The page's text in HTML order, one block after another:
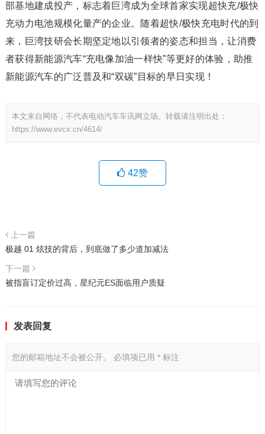
部基地建成投产，标志着巨湾成为全球首家实现超快充/极快
充动力电池规模化量产的企业。随着超快/极快充电时代的到
来，巨湾技研会长期坚定地以引领者的姿态和担当，让消费
者获得新能源汽车“充电像加油一样快”等更好的体验，助推
新能源汽车的广泛普及和“双碳”目标的早日实现！
本文来自网络，不代表电动汽车车讯网立场。转载请注明出处：
https://www.evcx.cn/4614/
42赞
上一篇
极越 01 炫技的背后，到底做了多少道加减法
下一篇
被指盲订定价过高，星纪元ES面临用户质疑
发表回复
您的邮箱地址不会被公开。 必填项已用 *标注